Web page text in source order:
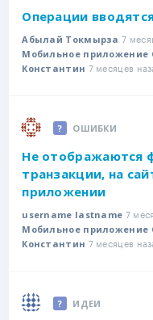
Операции
Абылай Токмырза 7
Мобильное приложение
Константин 7 месяцев
ОШИБКИ
Не отображаются
транзакции, на
приложении
username lastname 7
Мобильное приложение
Константин 7 месяцев
ИДЕИ